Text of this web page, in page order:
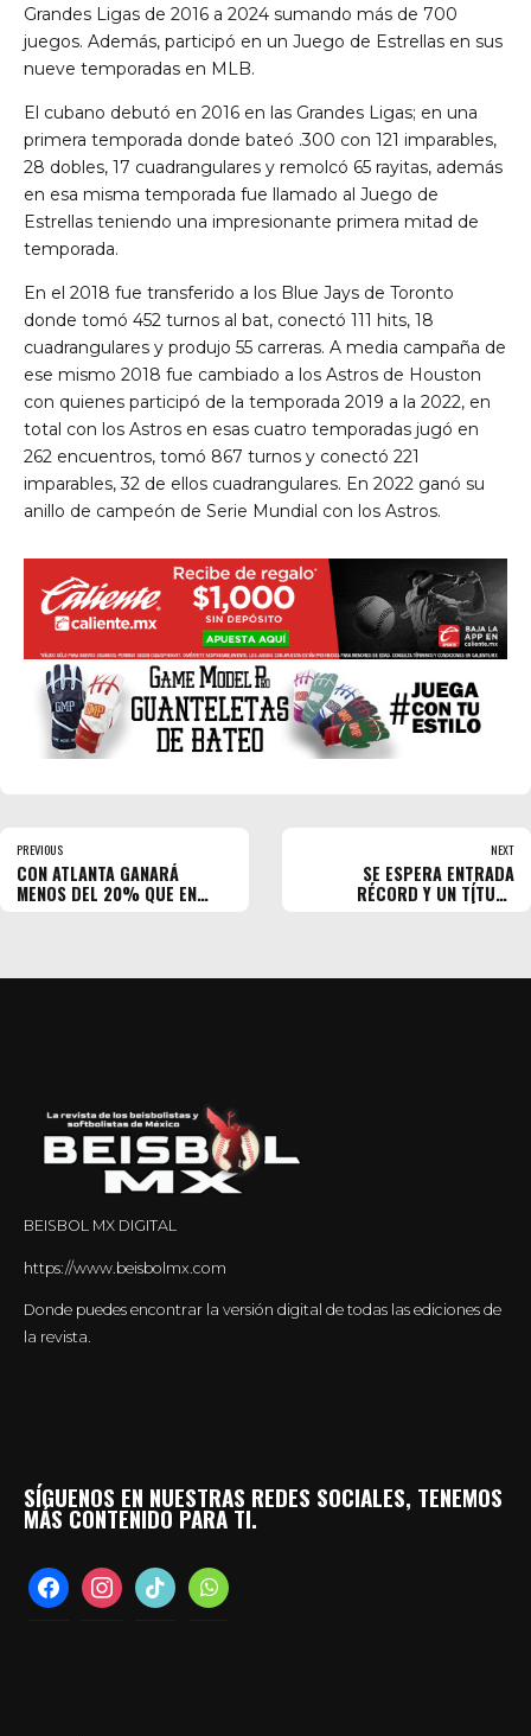
Grandes Ligas de 2016 a 2024 sumando más de 700
juegos. Además, participó en un Juego de Estrellas en sus
nueve temporadas en MLB.
El cubano debutó en 2016 en las Grandes Ligas; en una
primera temporada donde bateó .300 con 121 imparables,
28 dobles, 17 cuadrangulares y remolcó 65 rayitas, además
en esa misma temporada fue llamado al Juego de
Estrellas teniendo una impresionante primera mitad de
temporada.
En el 2018 fue transferido a los Blue Jays de Toronto
donde tomó 452 turnos al bat, conectó 111 hits, 18
cuadrangulares y produjo 55 carreras. A media campaña de
ese mismo 2018 fue cambiado a los Astros de Houston
con quienes participó de la temporada 2019 a la 2022, en
total con los Astros en esas cuatro temporadas jugó en
262 encuentros, tomó 867 turnos y conectó 221
imparables, 32 de ellos cuadrangulares. En 2022 ganó su
anillo de campeón de Serie Mundial con los Astros.
PREVIOUS
CON ATLANTA GANARÁ
MENOS DEL 20% QUE EN
NEXT
SE ESPERA ENTRADA
RÉCORD Y UN TÍTULO
BEISBOL MX DIGITAL
https://www.beisbolmx.com
Donde puedes encontrar la versión digital de todas las ediciones de
la revista.
SÍGUENOS EN NUESTRAS REDES SOCIALES, TENEMOS
MÁS CONTENIDO PARA TI.
facebookinstagramtiktok whatsapp